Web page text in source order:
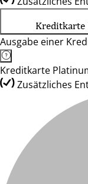
Kreditkarte
Ausgabe einer
Kreditkarte
Zusätzliches